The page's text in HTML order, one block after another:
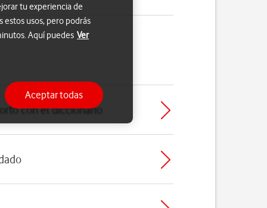
con el diccionario
tu experiencia de
estos usos, pero podrás
Aquí puedes Ver
Aceptar todas